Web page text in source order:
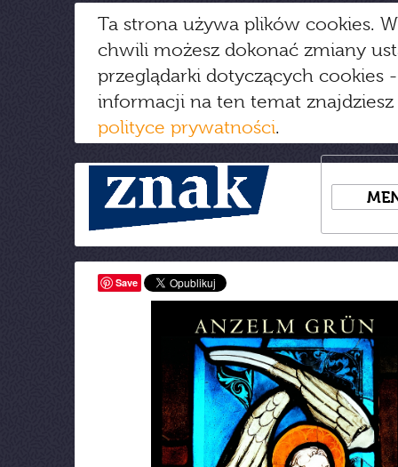
Ta strona używa plików cookies.
chwili możesz dokonać zmiany
przeglądarki dotyczących cookies
informacji na ten temat
polityce prywatności.
Save